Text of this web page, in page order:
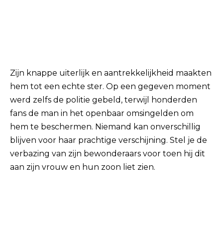
Zijn knappe uiterlijk en aantrekkelijkheid maakten
hem tot een echte ster. Op een gegeven moment
werd zelfs de politie gebeld, terwijl honderden
fans de man in het openbaar omsingelden om
hem te beschermen. Niemand kan onverschillig
blijven voor haar prachtige verschijning. Stel je de
verbazing van zijn bewonderaars voor toen hij dit
aan zijn vrouw en hun zoon liet zien.